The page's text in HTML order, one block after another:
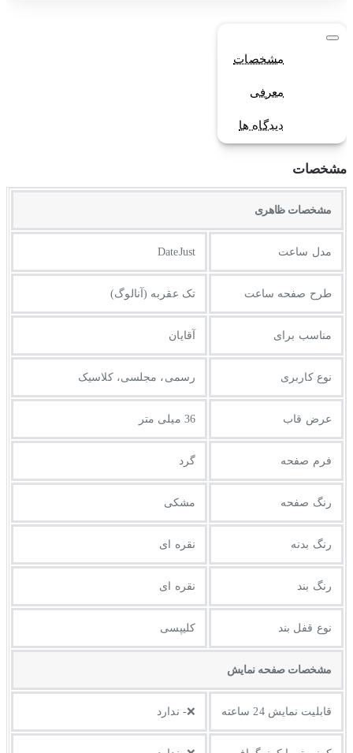
مشخصات
معرفی
دیدگاه ها
مشخصات
مشخصات ظاهری
مدل ساعت DateJust
طرح صفحه ساعت تک عقربه (آنالوگ)
مناسب برای آقایان
نوع کاربری رسمی، مجلسی، کلاسیک
عرض قاب 36 میلی متر
فرم صفحه گرد
رنگ صفحه مشکی
رنگ بدنه نقره ای
رنگ بند نقره ای
نوع قفل بند کلیپسی
مشخصات صفحه نمايش
قابلیت نمایش 24 ساعته ❌- ندارد